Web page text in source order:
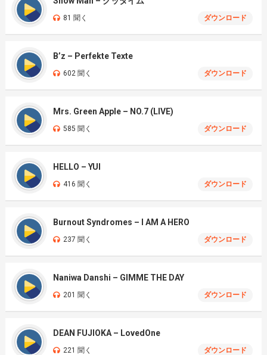
81 聞く ダウンロード
B’z – Perfekte Texte
602 聞く ダウンロード
Mrs. Green Apple – NO.7 (LIVE)
585 聞く ダウンロード
HELLO – YUI
416 聞く ダウンロード
Burnout Syndromes – I AM A HERO
237 聞く ダウンロード
Naniwa Danshi – GIMME THE DAY
201 聞く ダウンロード
DEAN FUJIOKA – LovedOne
221 聞く ダウンロード